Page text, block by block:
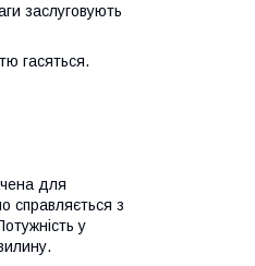
заслуговують
гасяться.
для
справляється з
у